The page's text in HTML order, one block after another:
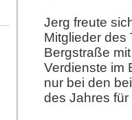
Jerg freute
Mitglieder des
Bergstraße
Verdienste im
nur bei den
des Jahres